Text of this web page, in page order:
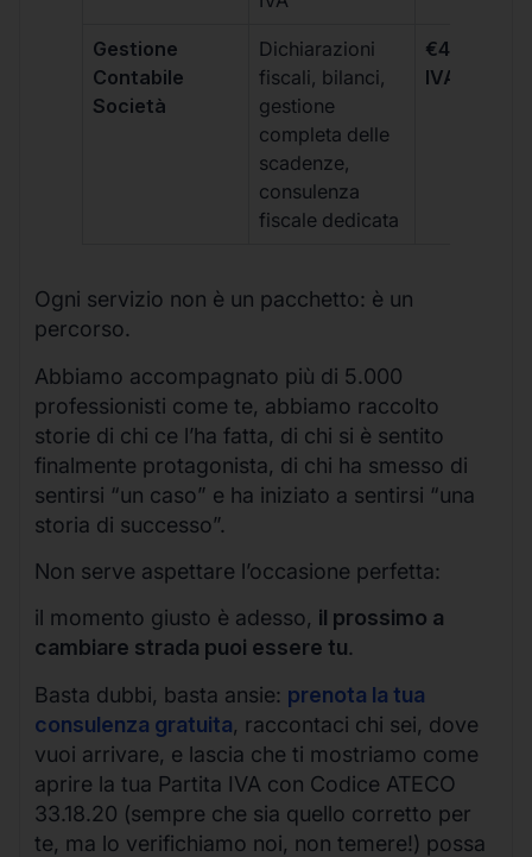
Gestione
Contabile
Società
Dichiarazioni
fiscali, bilanci,
gestione
completa delle
scadenze,
consulenza
fiscale dedicata
€499 +
IVA/
Ogni servizio non è un pacchetto: è un
percorso.
Abbiamo accompagnato più di 5.000
professionisti come te, abbiamo raccolto
storie di chi ce l’ha fatta, di chi si è sentito
finalmente protagonista, di chi ha smesso di
sentirsi “un caso” e ha iniziato a sentirsi “una
storia di successo”.
Non serve aspettare l’occasione perfetta:
il momento giusto è adesso, il prossimo a
cambiare strada puoi essere tu.
Basta dubbi, basta ansie: prenota la tua
consulenza gratuita, raccontaci chi sei, dove
vuoi arrivare, e lascia che ti mostriamo come
aprire la tua Partita IVA con Codice ATECO
33.18.20 (sempre che sia quello corretto per
te, ma lo verifichiamo noi, non temere!) possa